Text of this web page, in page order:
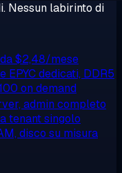
Nessun labirinto di
da $2,48/mese
EPYC dedicati, DDR5
on demand
admin completo
tenant singolo
disco su misura